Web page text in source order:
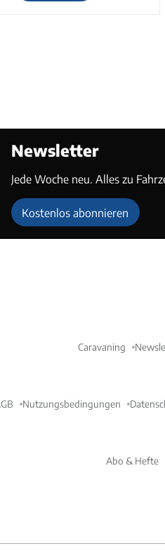
Newsletter
Jede Woche neu. Alles zu
Kostenlos abonnieren
Caravaning
Nutzungsbedingungen
Abo & Hefte